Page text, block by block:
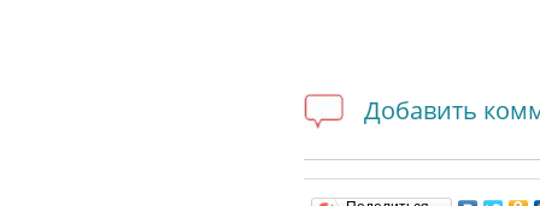
Добавить